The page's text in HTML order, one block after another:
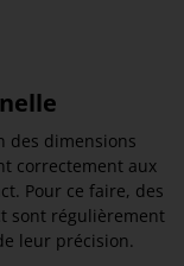
des dimensions
correctement aux
Pour ce faire, des
sont régulièrement
leur précision.